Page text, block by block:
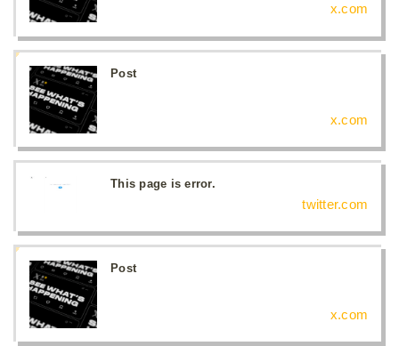
x.com
Post
x.com
This page is error.
twitter.com
Post
x.com